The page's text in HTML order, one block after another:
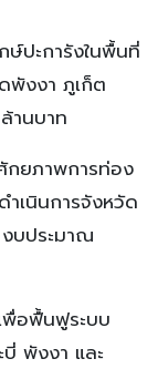
ษ์ปะการังในพื้นที่
พังงา ภูเก็ต
านบาท
กยภาพการท่อง
ำเนินการจังหวัด
บประมาณ
พื่อฟื้นฟูระบบ
พังงา และ